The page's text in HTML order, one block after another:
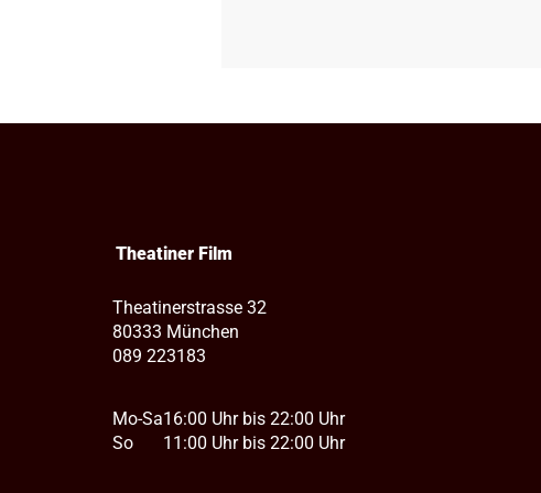
Theatiner Film
Theatinerstrasse 32
80333 München
089 223183
Mo-Sa
So
16:00 Uhr bis 22:00 Uhr
11:00 Uhr bis 22:00 Uhr